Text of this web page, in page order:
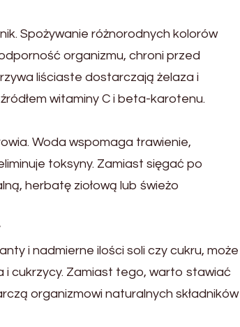
Spożywanie różnorodnych kolorów
organizmu, chroni przed
liściaste dostarczają żelaza i
witaminy C i beta-karotenu.
Woda wspomaga trawienie,
toksyny. Zamiast sięgać po
herbatę ziołową lub świeżo
i nadmierne ilości soli czy cukru, może
i cukrzycy. Zamiast tego, warto stawiać
organizmowi naturalnych składników